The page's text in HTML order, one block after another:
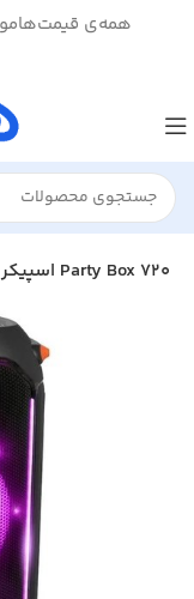
همه‌ی
اسپیکر جی بی ال Party Box 720